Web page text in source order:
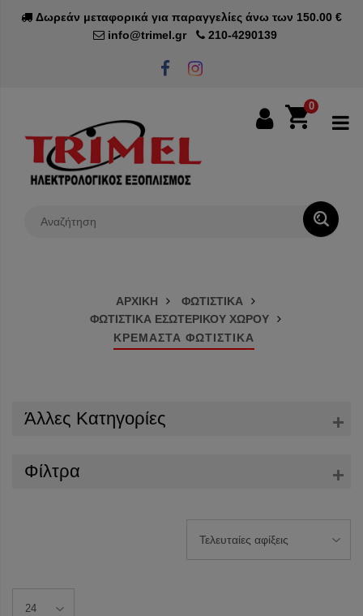
Δωρεάν μεταφορικά για παραγγελίες άνω των 150.00 €
info@trimel.gr
210-4290139
0
ΑΡΧΙΚΗ
ΦΩΤΙΣΤΙΚΑ
ΦΩΤΙΣΤΙΚΑ ΕΣΩΤΕΡΙΚΟΥ ΧΩΡΟΥ
ΚΡΕΜΑΣΤΑ ΦΩΤΙΣΤΙΚΑ
Άλλες Κατηγορίες
Φίλτρα